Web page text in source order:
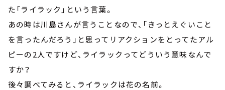
た「ライラック」という言葉。
あの時は川島さんが言うことなので、「きっとえぐいこと
を言ったんだろう」と思ってリアクションをとってたアル
ピーの2人ですけど、ライラックってどういう意味なんで
すか？
後々調べてみると、ライラックは花の名前。